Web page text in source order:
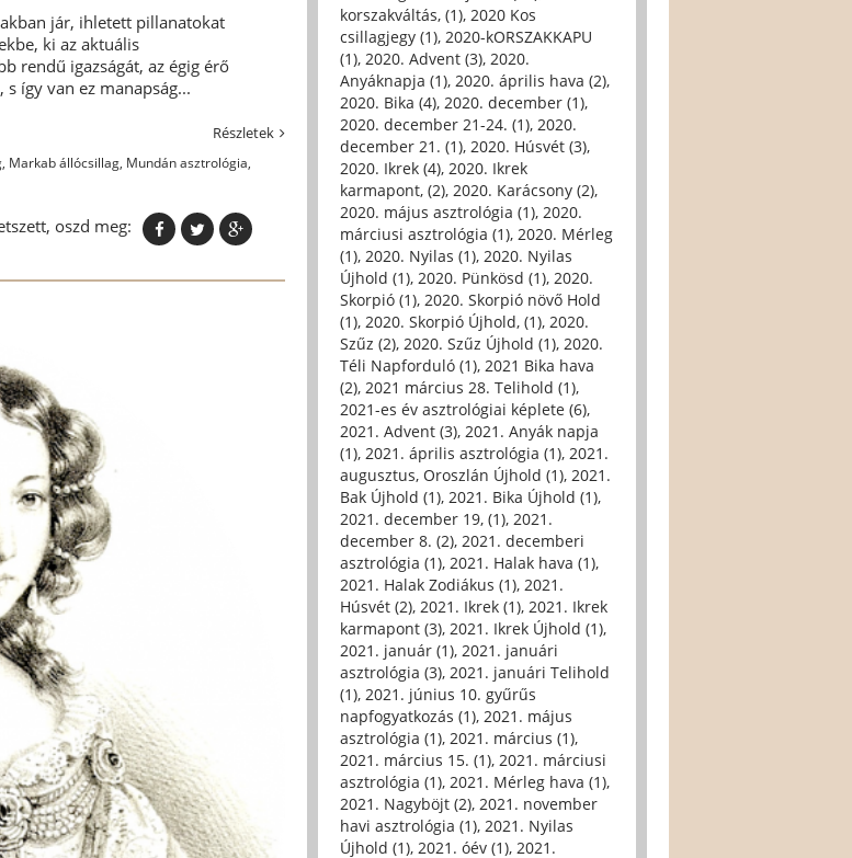
jár, ihletett pillanatokat
ki az aktuális
rendű igazságát, az égig érő
így van ez manapság...
Részletek
, Markab állócsillag, Mundán asztrológia,
oszd meg:
korszakváltás, (1), 2020 Kos
csillagjegy (1), 2020-kORSZAKKAPU
(1), 2020. Advent (3), 2020.
Anyáknapja (1), 2020. április hava (2),
2020. Bika (4), 2020. december (1),
2020. december 21-24. (1), 2020.
december 21. (1), 2020. Húsvét (3),
2020. Ikrek (4), 2020. Ikrek
karmapont, (2), 2020. Karácsony (2),
2020. május asztrológia (1), 2020.
márciusi asztrológia (1), 2020. Mérleg
(1), 2020. Nyilas (1), 2020. Nyilas
Újhold (1), 2020. Pünkösd (1), 2020.
Skorpió (1), 2020. Skorpió növő Hold
(1), 2020. Skorpió Újhold, (1), 2020.
Szűz (2), 2020. Szűz Újhold (1), 2020.
Téli Napforduló (1), 2021 Bika hava
(2), 2021 március 28. Telihold (1),
2021-es év asztrológiai képlete (6),
2021. Advent (3), 2021. Anyák napja
(1), 2021. április asztrológia (1), 2021.
augusztus, Oroszlán Újhold (1), 2021.
Bak Újhold (1), 2021. Bika Újhold (1),
2021. december 19, (1), 2021.
december 8. (2), 2021. decemberi
asztrológia (1), 2021. Halak hava (1),
2021. Halak Zodiákus (1), 2021.
Húsvét (2), 2021. Ikrek (1), 2021. Ikrek
karmapont (3), 2021. Ikrek Újhold (1),
2021. január (1), 2021. januári
asztrológia (3), 2021. januári Telihold
(1), 2021. június 10. gyűrűs
napfogyatkozás (1), 2021. május
asztrológia (1), 2021. március (1),
2021. március 15. (1), 2021. márciusi
asztrológia (1), 2021. Mérleg hava (1),
2021. Nagyböjt (2), 2021. november
havi asztrológia (1), 2021. Nyilas
Újhold (1), 2021. óév (1), 2021.